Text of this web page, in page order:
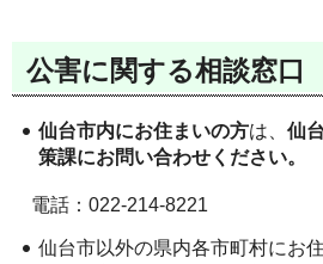
公害に関する相談窓口
仙台市内にお住まいの方は、 仙
策課にお問い合わせください。
電話：022-214-8221
仙台市以外の県内各市町村にお